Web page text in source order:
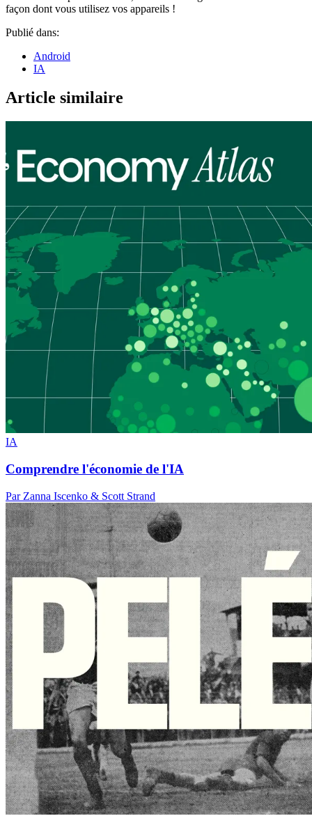
façon dont vous utilisez vos appareils !
Publié dans:
Android
IA
Article similaire
IA
Comprendre l'économie de l'IA
Par Zanna Iscenko & Scott Strand